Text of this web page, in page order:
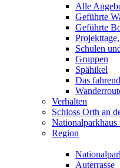
Alle
Geführte
Geführte
Schulen
Gruppen
Spähikel
Das
Verhalten
Schloss Orth an
Region
Auterrasse